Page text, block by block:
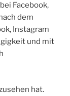
Facebook,
dem
Instagram
und mit
hat.